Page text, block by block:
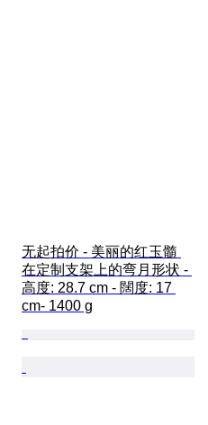
无起拍价 - 美丽的红玉髓
在定制支架上的弯月形状 -
高度: 28.7 cm - 闊度: 17
cm- 1400 g